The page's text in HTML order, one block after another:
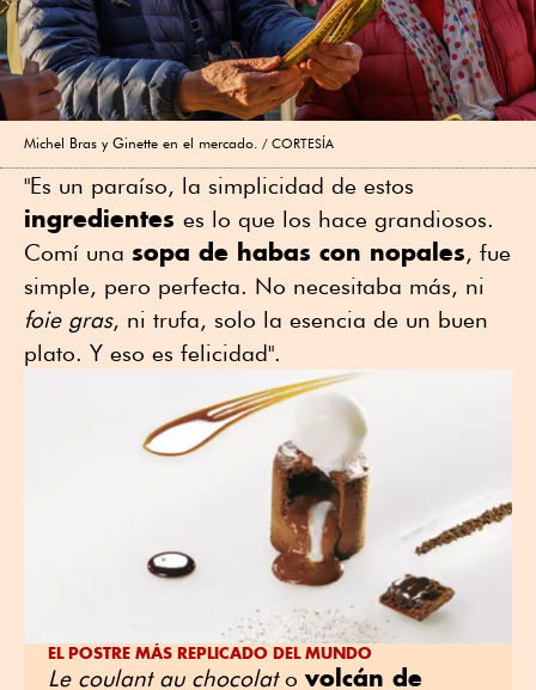
Michel Bras y Ginette en el mercado. CORTESÍA
"Es un paraíso, la simplicidad de estos
ingredientes es lo que los hace grandiosos.
Comí una sopa de habas con nopales, fue
simple, pero perfecta. No necesitaba más, ni
foie gras, ni trufa, solo la esencia de un buen
plato. Y eso es felicidad".
EL POSTRE MÁS REPLICADO DEL MUNDO
Le coulant au chocolato volcán de